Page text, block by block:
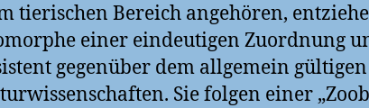
tierischen Bereich angehören,
einer eindeutigen Zuordnung
gegenüber dem allgemein
Sie folgen einer